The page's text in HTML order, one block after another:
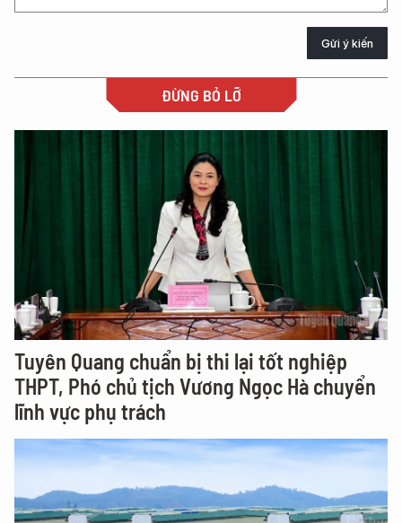
Gửi ý kiến
ĐỪNG BỎ LỠ
Tuyên Quang chuẩn bị thi lại tốt nghiệp
THPT, Phó chủ tịch Vương Ngọc Hà chuyển
lĩnh vực phụ trách